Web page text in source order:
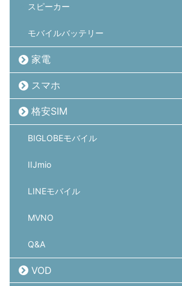
スピーカー
モバイルバッテリー
家電
スマホ
格安SIM
BIGLOBEモバイル
IIJmio
LINEモバイル
MVNO
Q&A
VOD